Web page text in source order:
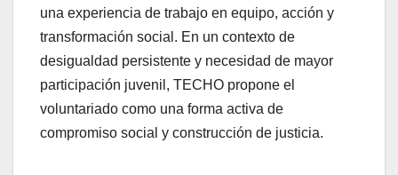
una experiencia de trabajo en equipo, acción y
transformación social. En un contexto de
desigualdad persistente y necesidad de mayor
participación juvenil, TECHO propone el
voluntariado como una forma activa de
compromiso social y construcción de justicia.